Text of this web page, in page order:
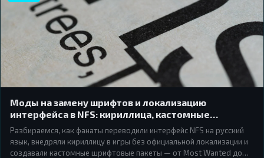
Моды на замену шрифтов и локализацию
интерфейса в NFS: кириллица, кастомные
гарнитуры и типографика
Разбираемся, как фанаты переводили интерфейс NFS на русский
язык, внедряли кириллицу в игры без официальной локализации и
создавали кастомные шрифтовые пакеты — от Most Wanted до